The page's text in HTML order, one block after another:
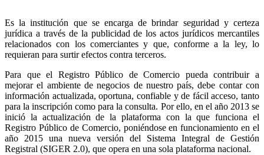
Es la institución que se encarga de brindar seguridad y certeza
jurídica a través de la publicidad de los actos jurídicos mercantiles
relacionados con los comerciantes y que, conforme a la ley, lo
requieran para surtir efectos contra terceros.
Para que el Registro Público de Comercio pueda contribuir a
mejorar el ambiente de negocios de nuestro país, debe contar con
información actualizada, oportuna, confiable y de fácil acceso, tanto
para la inscripción como para la consulta. Por ello, en el año 2013 se
inició la actualización de la plataforma con la que funciona el
Registro Público de Comercio, poniéndose en funcionamiento en el
año 2015 una nueva versión del Sistema Integral de Gestión
Registral (SIGER 2.0), que opera en una sola plataforma nacional.